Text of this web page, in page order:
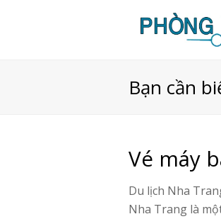
Bạn cần
Vé máy
Du lịch Nha
Nha Trang là